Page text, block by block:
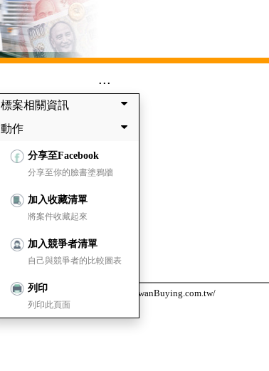
...
標案相關資訊
動作
分享至Facebook
分享至你的臉書塗鴉牆
加入收藏清單
將案件收藏起來
加入競爭者清單
自己與競爭者的比較圖表
列印
列印此頁面
台灣採購公報網 https://www.TaiwanBuying.com.tw/